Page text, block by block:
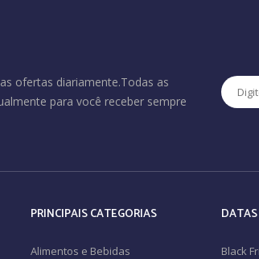
ofertas diariamente.Todas as
para você receber sempre
PRINCIPAIS CATEGORIAS
Alimentos e Bebidas
Black